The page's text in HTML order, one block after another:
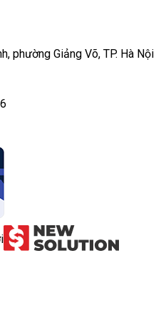
phường Giảng Võ, TP. Hà Nội